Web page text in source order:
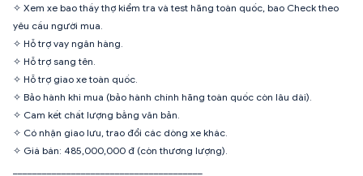
✧ Xem xe bao thầy thợ kiểm tra và test hãng toàn quốc, bao Check theo
yêu cầu người mua.
✧ Hỗ trợ vay ngân hàng.
✧ Hỗ trợ sang tên.
✧ Hỗ trợ giao xe toàn quốc.
✧ Bảo hành khi mua (bảo hành chính hãng toàn quốc còn lâu dài).
✧ Cam kết chất lượng bằng văn bản.
✧ Có nhận giao lưu, trao đổi các dòng xe khác.
✧ Giá bán: 485,000,000 đ (còn thương lượng).